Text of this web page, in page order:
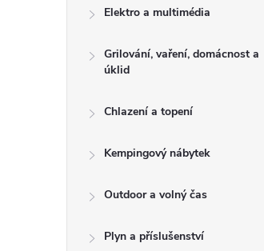
Elektro a multimédia
Grilování, vaření, domácnost a
úklid
Chlazení a topení
Kempingový nábytek
Outdoor a volný čas
Plyn a příslušenství